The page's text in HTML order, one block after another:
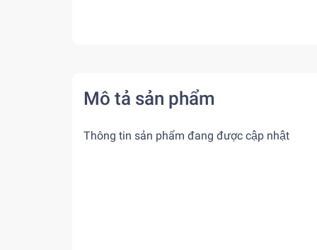
Mô tả sản phẩm
Thông tin sản phẩm đang được cập nhật